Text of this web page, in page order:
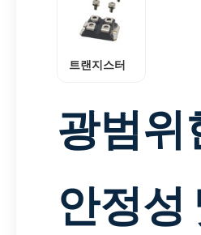
트랜지스터
광범위
안정성